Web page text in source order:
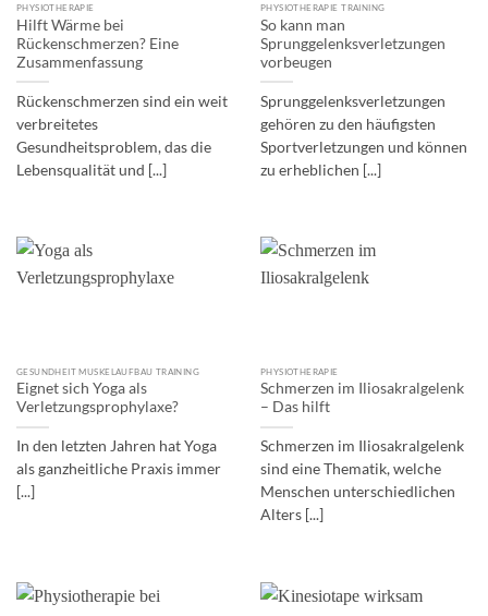
PHYSIOTHERAPIE
Hilft Wärme bei
Rückenschmerzen? Eine
Zusammenfassung
Rückenschmerzen sind ein weit
verbreitetes
Gesundheitsproblem, das die
Lebensqualität und [...]
PHYSIOTHERAPIE TRAINING
So kann man
Sprunggelenksverletzungen
vorbeugen
Sprunggelenksverletzungen
gehören zu den häufigsten
Sportverletzungen und können
zu erheblichen [...]
GESUNDHEIT MUSKELAUFBAU TRAINING
Eignet sich Yoga als
Verletzungsprophylaxe?
In den letzten Jahren hat Yoga
als ganzheitliche Praxis immer
[...]
PHYSIOTHERAPIE
Schmerzen im Iliosakralgelenk
– Das hilft
Schmerzen im Iliosakralgelenk
sind eine Thematik, welche
Menschen unterschiedlichen
Alters [...]